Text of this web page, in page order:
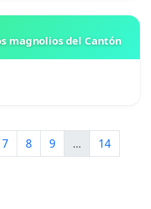
magnolios del Cantón
7 8 9 ...
14